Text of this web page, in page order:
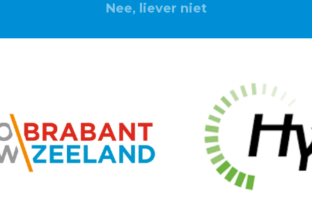
Nee, liever niet